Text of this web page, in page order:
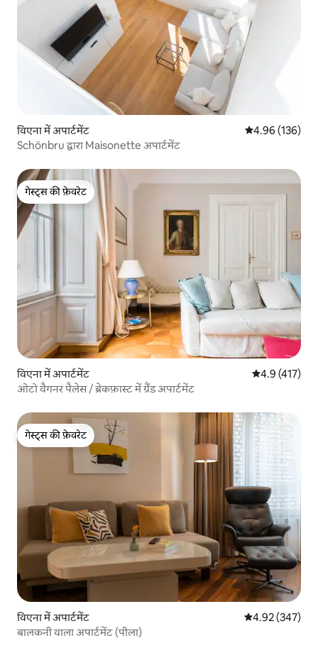
विएना में अपार्टमेंट औसत रेटिंग 5 में से
4.96 (136)
Schönbru द्वारा Maisonette अपार्टमेंट
गेस्ट्स की फ़ेवरेट
गेस्ट्स की फ़ेवरेट
विएना में अपार्टमेंट औसत रेटिंग 5 में
4.9 (417)
ओटो वैगनर पैलेस / ब्रेकफ़ास्ट में ग्रैंड अपार्टमेंट
गेस्ट्स की फ़ेवरेट
गेस्ट्स की फ़ेवरेट
विएना में अपार्टमेंट औसत रेटिंग 5 में से
4.92 (347)
बालकनी वाला अपार्टमेंट (पीला)